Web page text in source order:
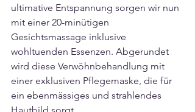
ultimative Entspannung sorgen wir nun
mit einer 20-minütigen
Gesichtsmassage inklusive
wohltuenden Essenzen. Abgerundet
wird diese Verwöhnbehandlung mit
einer exklusiven Pflegemaske, die für
ein ebenmässiges und strahlendes